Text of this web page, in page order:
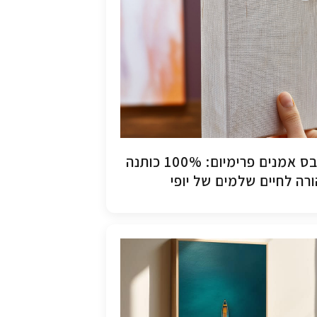
קנבס אמנים פרימיום: 100% כותנה
לחיים שלמים של יופי